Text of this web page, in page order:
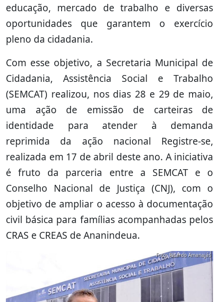
educação, mercado de trabalho e diversas
oportunidades que garantem o exercício
pleno da cidadania.
Com esse objetivo, a Secretaria Municipal de
Cidadania, Assistência Social e Trabalho
(SEMCAT) realizou, nos dias 28 e 29 de maio,
uma ação de emissão de carteiras de
identidade para atender à demanda
reprimida da ação nacional Registre-se,
realizada em 17 de abril deste ano. A iniciativa
é fruto da parceria entre a SEMCAT e o
Conselho Nacional de Justiça (CNJ), com o
objetivo de ampliar o acesso à documentação
civil básica para famílias acompanhadas pelos
CRAS e CREAS de Ananindeua.
Foto: Ricardo Amanajás